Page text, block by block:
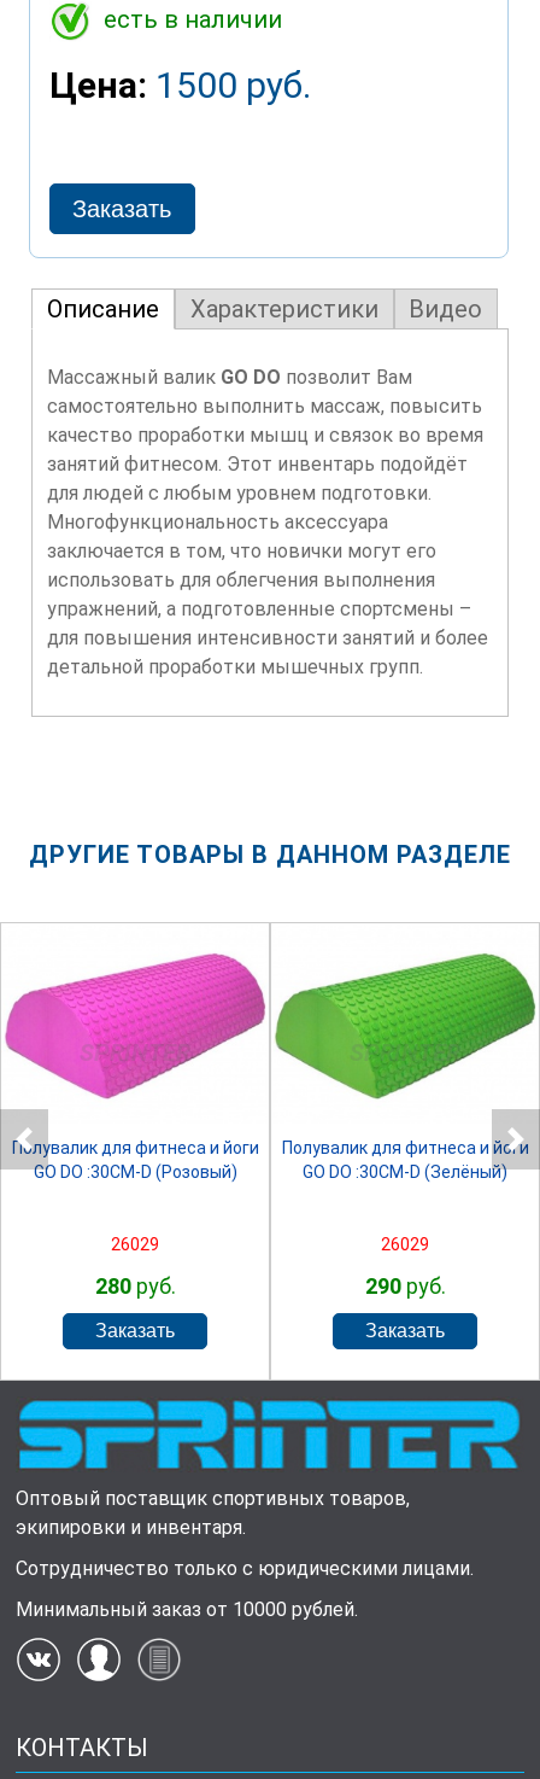
есть в наличии
Цена: 1500 руб.
Описание Характеристики Видео
Массажный валик GO DO позволит Вам
самостоятельно выполнить массаж, повысить
качество проработки мышц и связок во время
занятий фитнесом. Этот инвентарь подойдёт
для людей с любым уровнем подготовки.
Многофункциональность аксессуара
заключается в том, что новички могут его
использовать для облегчения выполнения
упражнений, а подготовленные спортсмены –
для повышения интенсивности занятий и более
детальной проработки мышечных групп.
ДРУГИЕ ТОВАРЫ В ДАННОМ РАЗДЕЛЕ
SPRINTER
Полувалик для фитнеса и йоги
GO DO :30СМ-D (Розовый)
26029
280руб.
SPRINTER
Полувалик для фитнеса и йоги
GO DO :30СМ-D (Зелёный)
26029
290руб.
Оптовый поставщик спортивных товаров,
экипировки и инвентаря.
Сотрудничество только с юридическими лицами.
Минимальный заказ от 10000 рублей.
КОНТАКТЫ